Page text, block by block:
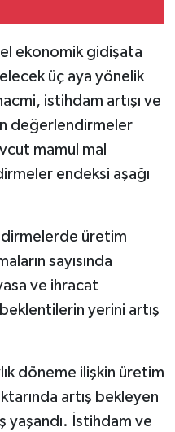
ekonomik gidişata
üç aya yönelik
istihdam artışı ve
değerlendirmeler
mamul mal
endeksi aşağı
üretim
sayısında
ve ihracat
yerini artış
döneme ilişkin üretim
artış bekleyen
yaşandı. İstihdam ve